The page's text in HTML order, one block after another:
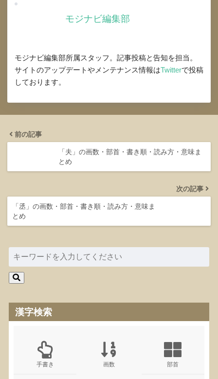
モジナビ編集部
モジナビ編集部所属スタッフ。記事投稿と告知を担当。
サイトのアップデートやメンテナンス情報はTwitterで投稿
しております。
前の記事
「夫」の画数・部首・書き順・読み方・意味ま
とめ
次の記事
「丞」の画数・部首・書き順・読み方・意味ま
とめ
漢字検索
手書き 画数 部首